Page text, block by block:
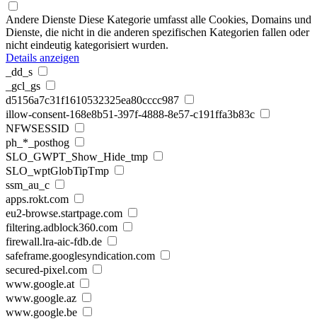
Andere Dienste Diese Kategorie umfasst alle Cookies, Domains und
Dienste, die nicht in die anderen spezifischen Kategorien fallen oder
nicht eindeutig kategorisiert wurden.
Details anzeigen
_dd_s
_gcl_gs
d5156a7c31f1610532325ea80cccc987
illow-consent-168e8b51-397f-4888-8e57-c191ffa3b83c
NFWSESSID
ph_*_posthog
SLO_GWPT_Show_Hide_tmp
SLO_wptGlobTipTmp
ssm_au_c
apps.rokt.com
eu2-browse.startpage.com
filtering.adblock360.com
firewall.lra-aic-fdb.de
safeframe.googlesyndication.com
secured-pixel.com
www.google.at
www.google.az
www.google.be